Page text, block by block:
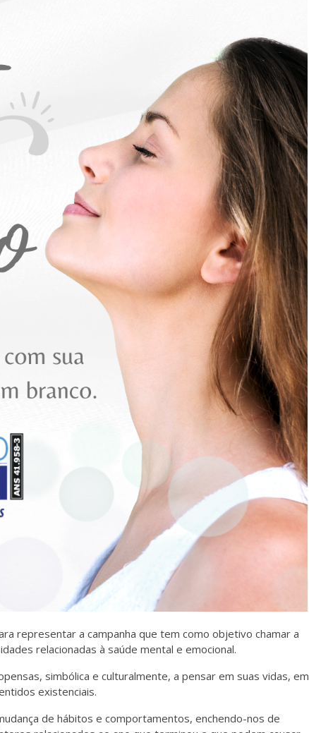
representar a campanha que tem como objetivo chamar a
relacionadas à saúde mental e emocional.
simbólica e culturalmente, a pensar em suas vidas, em
existenciais.
de hábitos e comportamentos, enchendo-nos de